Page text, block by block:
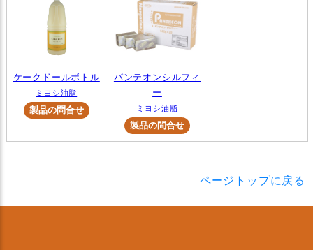
ケークドールボトル
ミヨシ油脂
パンテオンシルフィ
ー
ミヨシ油脂
ページトップに戻る